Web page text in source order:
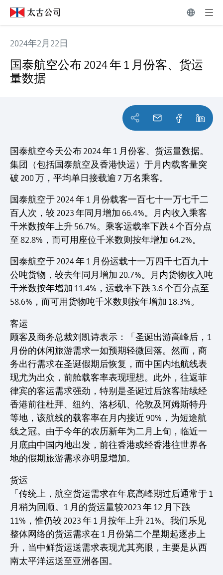
2024年2月22日
国泰航空公布 2024 年 1 月份客、货运
量数据
国泰航空今天公布 2024 年 1 月份客、货运量数据。
集团（包括国泰航空及香港快运）于月内载客量突
破 200 万，平均单日接载逾 7 万名乘客。
国泰航空于 2024 年 1 月份载客一百七十一万七千二
百人次，较 2023 年同月增加 66.4%。月内收入乘客
千米数按年上升 56.7%。乘客运载率下跌 4 个百分点
至 82.8%，而可用座位千米数则按年增加 64.2%。
国泰航空于 2024 年 1 月份运载十一万四千七百九十
公吨货物，较去年同月增加 20.7%。月内货物收入吨
千米数按年增加 11.4%，运载率下跌 3.6 个百分点至
58.6%，而可用货物吨千米数则按年增加 18.3%。
客运
顾客及商务总裁刘凯诗表示：「圣诞出游高峰后，1
月份的休闲旅游需求一如预期轻微回落。然而，商
务出行需求在圣诞假期后恢复，而中国内地航线表
现尤为出众，前舱载客率表现理想。此外，往返菲
律宾的客运需求强劲，特别是圣诞过后旅客陆续经
香港前往杜拜、纽约、洛杉矶、伦敦及阿姆斯特丹
等地，该航线的载客率在月内接近 90%，为短途航
线之冠。由于今年的农历新年为二月上旬，临近一
月底由中国内地出发，前往香港或经香港往世界各
地的假期旅游需求亦明显增加。
货运
「传统上，航空货运需求在年底高峰期过后通常于 1
月稍为回顺。1 月的货运量较2023 年 12 月下跌
11%，惟仍较 2023 年 1 月按年上升 21%。我们乐见
整体网络的货运需求在 1 月份第二个星期起逐步上
升，当中鲜货运送需求表现尤其亮眼，主要是从西
南太平洋运送至亚洲各国。